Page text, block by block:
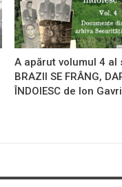
A apărut volumul 4 al
BRAZII SE FRÂNG,
ÎNDOIESC de Ion